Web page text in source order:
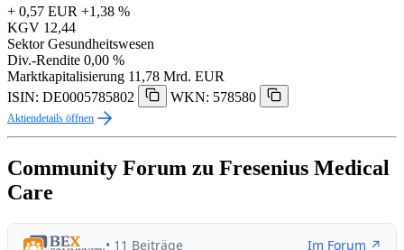
+ 0,57 EUR +1,38 %
KGV 12,44
Sektor Gesundheitswesen
Div.-Rendite 0,00 %
Marktkapitalisierung 11,78 Mrd. EUR
ISIN: DE0005785802
WKN: 578580
Aktiendetails öffnen
Community Forum zu Fresenius Medical
Care